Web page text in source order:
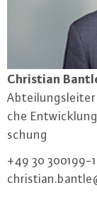
Christian
che
schung
+49 30 300199-